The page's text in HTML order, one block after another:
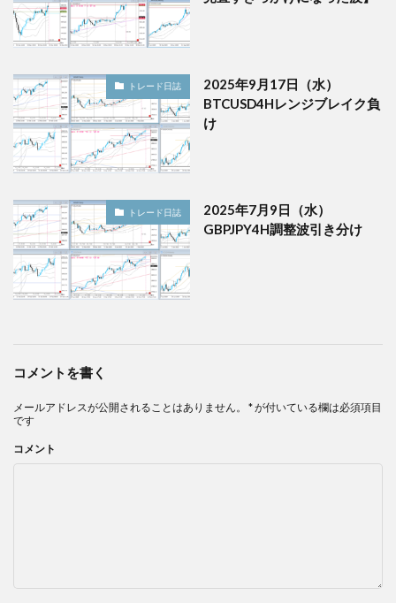
トレード日誌
2025年9月17日（水）
BTCUSD4Hレンジブレイク負
け
トレード日誌
2025年7月9日（水）
GBPJPY4H調整波引き分け
コメントを書く
メールアドレスが公開されることはありません。 *が付いている欄は必須項目
です
コメント